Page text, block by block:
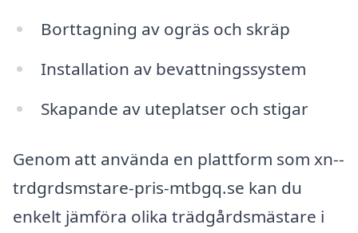
Borttagning av ogräs och skräp
Installation av bevattningssystem
Skapande av uteplatser och stigar
Genom att använda en plattform som xn--
trdgrdsmstare-pris-mtbgq.se kan du
enkelt jämföra olika trädgårdsmästare i